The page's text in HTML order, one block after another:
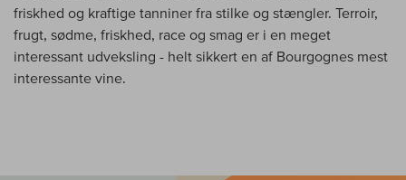
friskhed og kraftige tanniner fra stilke og stængler. Terroir,
frugt, sødme, friskhed, race og smag er i en meget
interessant udveksling - helt sikkert en af Bourgognes mest
interessante vine.